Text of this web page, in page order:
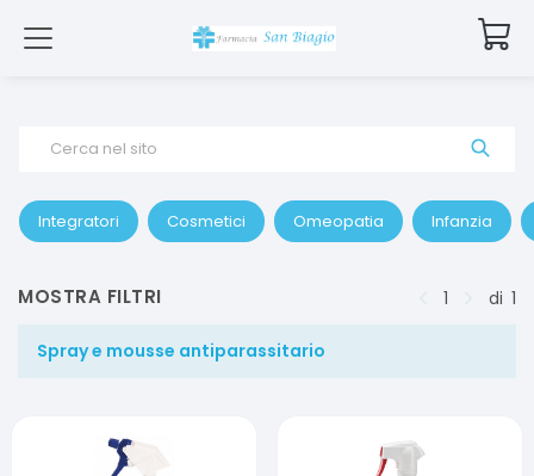
Cerca nel sito
Integratori Cosmetici Omeopatia Infanzia
MOSTRA FILTRI 1 di 1
Spray e mousse antiparassitario